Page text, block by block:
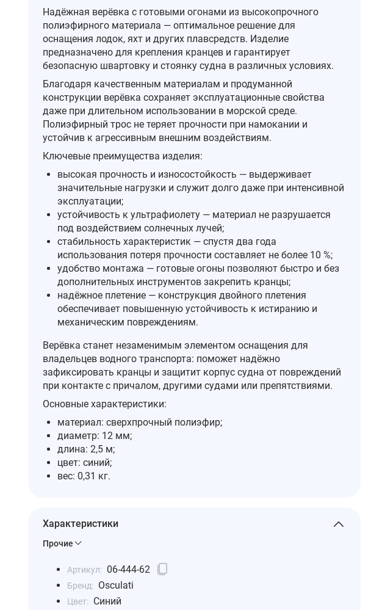
Надёжная верёвка с готовыми огонами из высокопрочного
полиэфирного материала — оптимальное решение для
оснащения лодок, яхт и других плавсредств. Изделие
предназначено для крепления кранцев и гарантирует
безопасную швартовку и стоянку судна в различных условиях.
Благодаря качественным материалам и продуманной
конструкции верёвка сохраняет эксплуатационные свойства
даже при длительном использовании в морской среде.
Полиэфирный трос не теряет прочности при намокании и
устойчив к агрессивным внешним воздействиям.
Ключевые преимущества изделия:
высокая прочность и износостойкость — выдерживает
значительные нагрузки и служит долго даже при интенсивной
эксплуатации;
устойчивость к ультрафиолету — материал не разрушается
под воздействием солнечных лучей;
стабильность характеристик — спустя два года
использования потеря прочности составляет не более 10 %;
удобство монтажа — готовые огоны позволяют быстро и без
дополнительных инструментов закрепить кранцы;
надёжное плетение — конструкция двойного плетения
обеспечивает повышенную устойчивость к истиранию и
механическим повреждениям.
Верёвка станет незаменимым элементом оснащения для
владельцев водного транспорта: поможет надёжно
зафиксировать кранцы и защитит корпус судна от повреждений
при контакте с причалом, другими судами или препятствиями.
Основные характеристики:
материал: сверхпрочный полиэфир;
диаметр: 12 мм;
длина: 2,5 м;
цвет: синий;
вес: 0,31 кг.
Характеристики
Прочие
Артикул: 06-444-62
Бренд: Osculati
Цвет: Синий